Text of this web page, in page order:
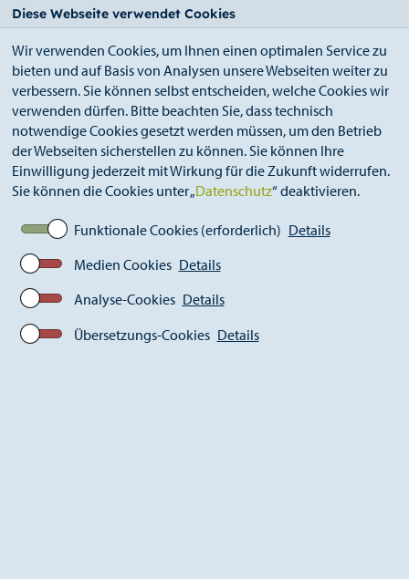
Diese Webseite verwendet Cookies
Wir verwenden Cookies, um Ihnen einen optimalen Service zu
bieten und auf Basis von Analysen unsere Webseiten weiter zu
verbessern. Sie können selbst entscheiden, welche Cookies wir
verwenden dürfen. Bitte beachten Sie, dass technisch
notwendige Cookies gesetzt werden müssen, um den Betrieb
der Webseiten sicherstellen zu können. Sie können Ihre
Einwilligung jederzeit mit Wirkung für die Zukunft widerrufen.
Sie können die Cookies unter „Datenschutz“ deaktivieren.
Funktionale Cookies (erforderlich) Details
Medien Cookies Details
Analyse-Cookies Details
Übersetzungs-Cookies Details
Zum
Seiteninhalt.
Zur
Suche.
Zur
Hauptnavigation.
Zum
Footer.
StädteRegion
BreadcrumbStädteRegion
Geschichte
Landkreis Monschau
1945-1971
Hier erfahren Sie Einzelheiten
zu den Ereignissen der Jahre
1945-1971